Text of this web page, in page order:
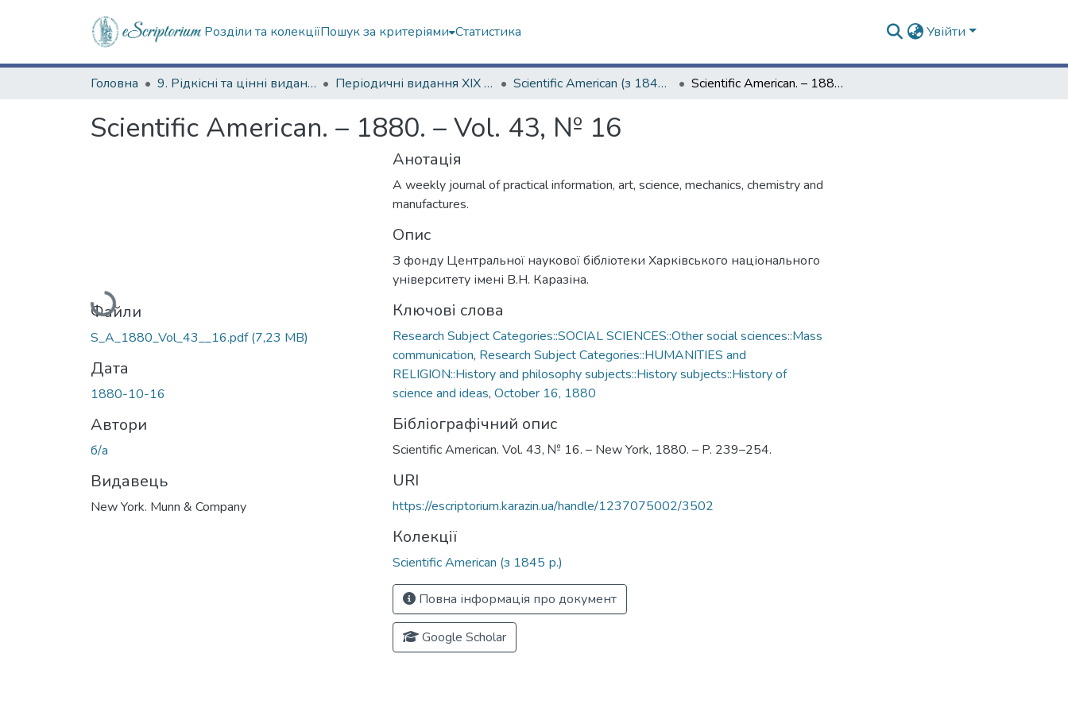
Розділи та колекціїПошук за критеріями Статистика Увійти
Головна 9. Рідкісні та цінні видання Періодичні видання ХІХ ст. Scientific American (з 1845 р.) Scientific American. – 1880. – Vol. 43, № 16
Scientific American. – 1880. – Vol. 43, № 16
Вантажиться...
Файли
S_A_1880_Vol_43__16.pdf(7,23 MB)
Дата
1880-10-16
Автори
б/а
Видавець
New York. Munn & Company
Анотація
A weekly journal of practical information, art, science, mechanics, chemistry and
manufactures.
Опис
З фонду Центральної наукової бібліотеки Харківського національного
університету імені В.Н. Каразіна.
Ключові слова
Research Subject Categories::SOCIAL SCIENCES::Other social sciences::Mass
communication, Research Subject Categories::HUMANITIES and
RELIGION::History and philosophy subjects::History subjects::History of
science and ideas, October 16, 1880
Бібліографічний опис
Scientific American. Vol. 43, № 16. – New York, 1880. – P. 239–254.
URI
https://escriptorium.karazin.ua/handle/1237075002/3502
Колекції
Scientific American (з 1845 р.)
Повна інформація про документ
Google Scholar